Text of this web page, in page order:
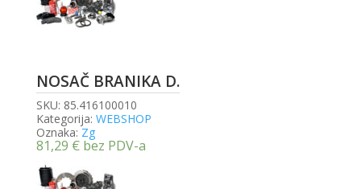
NOSAČ BRANIKA D.
SKU: 85.416100010
Kategorija: WEBSHOP
Oznaka: Zg
81,29 € bez PDV-a